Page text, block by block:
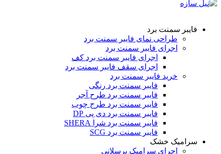
فایبر سمنت برد
طراحی نمای فایبر سمنت برد
اجرای فایبر سمنت برد
اجرای فایبر سمنت برد کف
اجرای سقف فایبر سمنت برد
خرید فایبر سمنت برد
فایبر سمنت برد رنگی
فایبر سمنت برد طرح آجر
فایبر سمنت برد طرح چوب
فایبر سمنت برد دی پی DP
فایبر سمنت برد شرا SHERA
فایبر سمنت برد SCG
سرامیک خشک
اجرای سرامیک پرسلانی